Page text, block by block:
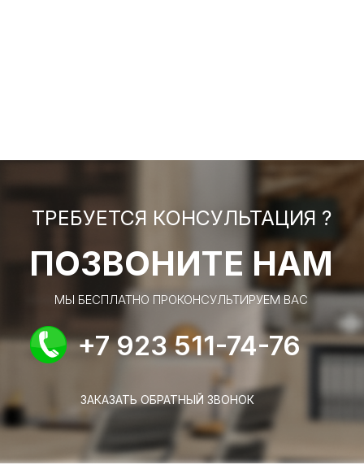
ТРЕБУЕТСЯ КОНСУЛЬТАЦИЯ ?
ПОЗВОНИТЕ НАМ
МЫ БЕСПЛАТНО ПРОКОНСУЛЬТИРУЕМ ВАС
+7 923 511-74-76
ЗАКАЗАТЬ ОБРАТНЫЙ ЗВОНОК